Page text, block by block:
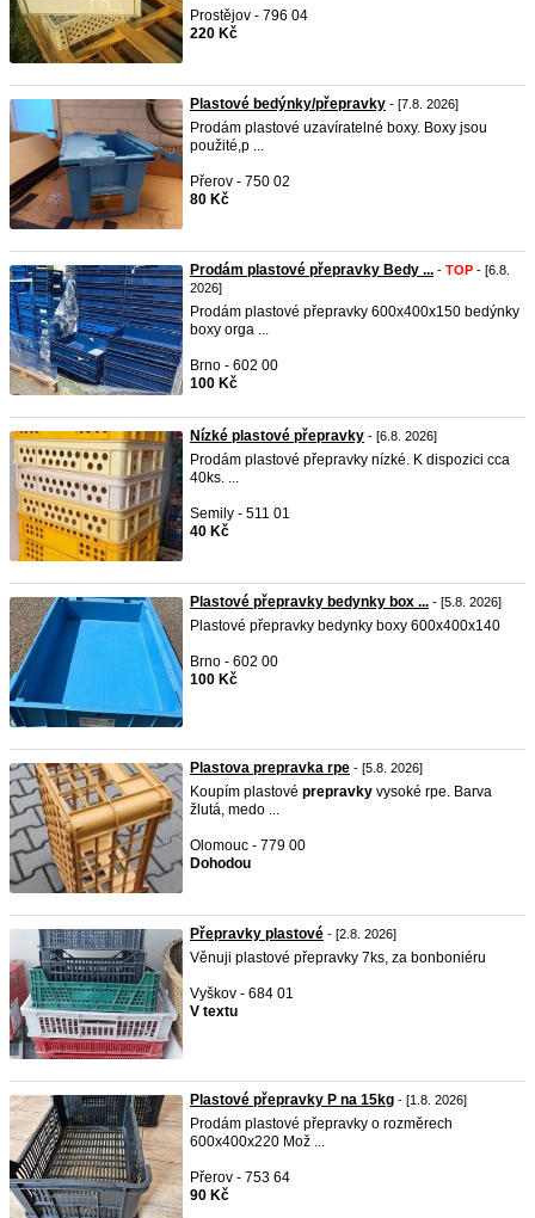
Prostějov - 796 04
220 Kč
Plastové bedýnky/přepravky - [7.8. 2026]
Prodám plastové uzavíratelné boxy. Boxy jsou
použité,p ...
Přerov - 750 02
80 Kč
Prodám plastové přepravky Bedy ... - TOP - [6.8.
2026]
Prodám plastové přepravky 600x400x150 bedýnky
boxy orga ...
Brno - 602 00
100 Kč
Nízké plastové přepravky - [6.8. 2026]
Prodám plastové přepravky nízké. K dispozici cca
40ks. ...
Semily - 511 01
40 Kč
Plastové přepravky bedynky box ... - [5.8. 2026]
Plastové přepravky bedynky boxy 600x400x140
Brno - 602 00
100 Kč
Plastova prepravka rpe - [5.8. 2026]
Koupím plastové prepravky vysoké rpe. Barva
žlutá, medo ...
Olomouc - 779 00
Dohodou
Přepravky plastové - [2.8. 2026]
Věnuji plastové přepravky 7ks, za bonboniéru
Vyškov - 684 01
V textu
Plastové přepravky P na 15kg - [1.8. 2026]
Prodám plastové přepravky o rozměrech
600x400x220 Mož ...
Přerov - 753 64
90 Kč